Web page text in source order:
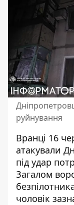
руйнування
Вранці 16
атакували
під удар
Загалом
чоловік